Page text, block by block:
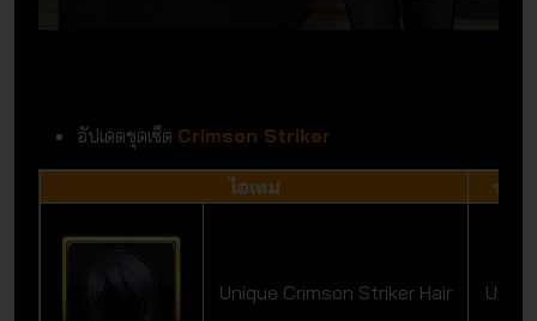
อัปเดตชุดเซ็ต Crimson Striker
ไอเทม ระดับ
Unique Crimson Striker Hair